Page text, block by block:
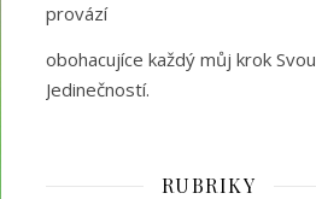
provází
obohacujíce každý můj krok Svou
Jedinečností.
RUBRIKY